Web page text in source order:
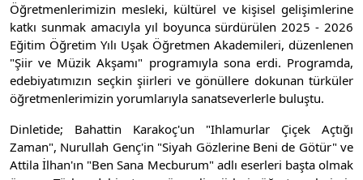
Öğretmenlerimizin mesleki, kültürel ve kişisel gelişimlerine
katkı sunmak amacıyla yıl boyunca sürdürülen 2025 - 2026
Eğitim Öğretim Yılı Uşak Öğretmen Akademileri, düzenlenen
"Şiir ve Müzik Akşamı" programıyla sona erdi. Programda,
edebiyatımızın seçkin şiirleri ve gönüllere dokunan türküler
öğretmenlerimizin yorumlarıyla sanatseverlerle buluştu.
Dinletide; Bahattin Karakoç'un "Ihlamurlar Çiçek Açtığı
Zaman", Nurullah Genç'in "Siyah Gözlerine Beni de Götür" ve
Attila İlhan'ın "Ben Sana Mecburum" adlı eserleri başta olmak